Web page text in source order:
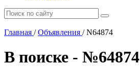
Главная / Объявления /N64874
В поиске - №64874